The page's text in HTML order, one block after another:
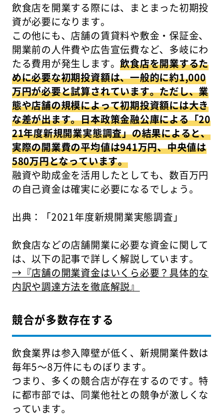
飲食店を開業する際には、まとまった初期投
資が必要になります。
この他にも、店舗の賃貸料や敷金・保証金、
開業前の人件費や広告宣伝費など、多岐にわ
たる費用が発生します。飲食店を開業するた
めに必要な初期投資額は、一般的に約1,000
万円が必要と試算されています。ただし、業
態や店舗の規模によって初期投資額には大き
な差が出ます。日本政策金融公庫による「20
21年度新規開業実態調査」の結果によると、
実際の開業費の平均値は941万円、中央値は
580万円となっています。
融資や助成金を活用したとしても、数百万円
の自己資金は確実に必要になるでしょう。
出典：「2021年度新規開業実態調査」
飲食店などの店舗開業に必要な資金に関して
は、以下の記事で詳しく解説しています。
→『店舗の開業資金はいくら必要？具体的な
内訳や調達方法を徹底解説』
競合が多数存在する
飲食業界は参入障壁が低く、新規開業件数は
毎年5〜8万件にものぼります。
つまり、多くの競合店が存在するのです。特
に都市部では、同業他社との競争が激しくな
っています。